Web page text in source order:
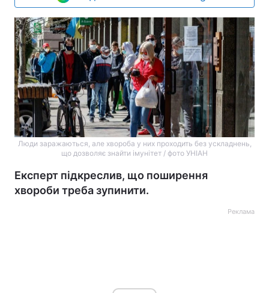
Люди заражаються, але хвороба у них проходить без ускладнень,
що дозволяє знайти імунітет / фото УНІАН
Експерт підкреслив, що поширення
хвороби треба зупинити.
Реклама